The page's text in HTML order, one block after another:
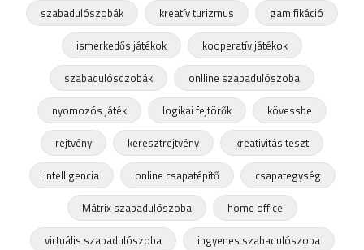
szabadulószobák
kreatív turizmus
gamifikáció
ismerkedős játékok
kooperatív játékok
szabadulósdzobák
onlline szabadulószoba
nyomozós játék
logikai fejtörők
kövessbe
rejtvény
keresztrejtvény
kreativitás teszt
intelligencia
online csapatépítő
csapategység
Mátrix szabadulószoba
home office
virtuális szabadulószoba
ingyenes szabadulószoba